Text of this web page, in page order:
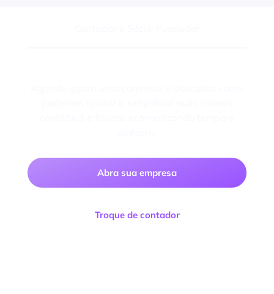
Abra sua empresa
Troque de contador